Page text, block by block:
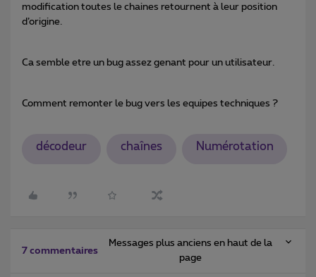
modification toutes le chaines retournent à leur position
d’origine.
Ca semble etre un bug assez genant pour un utilisateur.
Comment remonter le bug vers les equipes techniques ?
décodeur chaînes Numérotation
7 commentaires
Messages plus anciens en haut de la
page